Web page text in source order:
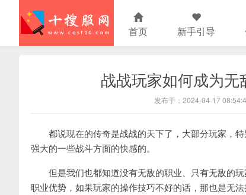
首页 新手引导
战战玩家如何成为
发布于：2024-04-17
都说现在的传奇是战战的天下了，大部分玩家，特
强大的一些战斗方面的快感的。
但是我们也都知道没有无敌的职业、只有无敌的玩
职业优势，如果玩家的操作技巧不好的话，那也是无